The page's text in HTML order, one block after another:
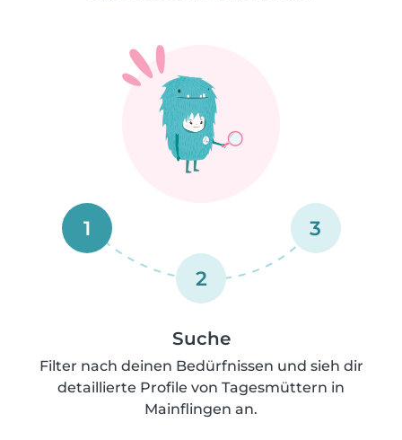
1
2
3
Suche
Filter nach deinen Bedürfnissen und sieh dir
detaillierte Profile von Tagesmüttern in
Mainflingen an.